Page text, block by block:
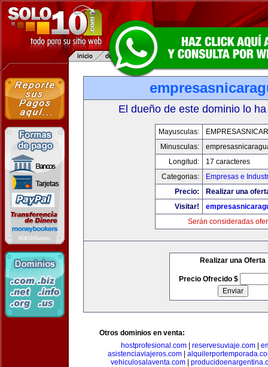
El dueño de este dominio lo
Mayusculas:
Minusculas:
Longitud:
17 caracteres
Categorias:
Empresas e
Precio:
Realizar una
Visitar!
Serán consideradas
Realizar una Oferta
Precio Ofrecido $
Otros dominios en venta:
hostprofesional.com| reservesuviaje.com|
asistenciaviajeros.com|
vehiculosalaventa.com